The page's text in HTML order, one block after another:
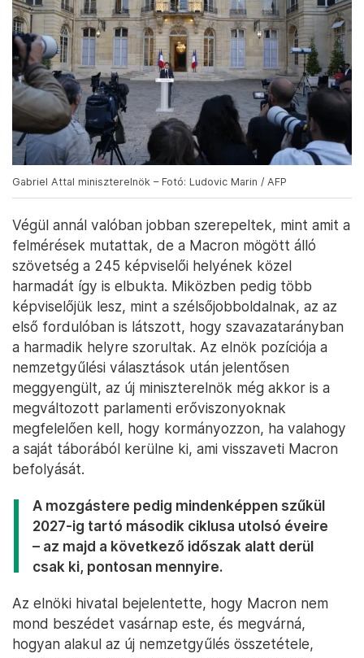
Gabriel Attal miniszterelnök – Fotó: Ludovic Marin / AFP
Végül annál valóban jobban szerepeltek, mint amit a
felmérések mutattak, de a Macron mögött álló
szövetség a 245 képviselői helyének közel
harmadát így is elbukta. Miközben pedig több
képviselőjük lesz, mint a szélsőjobboldalnak, az az
első fordulóban is látszott, hogy szavazatarányban
a harmadik helyre szorultak. Az elnök pozíciója a
nemzetgyűlési választások után jelentősen
meggyengült, az új miniszterelnök még akkor is a
megváltozott parlamenti erőviszonyoknak
megfelelően kell, hogy kormányozzon, ha valahogy
a saját táborából kerülne ki, ami visszaveti Macron
befolyását.
A mozgástere pedig mindenképpen szűkül
2027-ig tartó második ciklusa utolsó éveire
– az majd a következő időszak alatt derül
csak ki, pontosan mennyire.
Az elnöki hivatal bejelentette, hogy Macron nem
mond beszédet vasárnap este, és megvárná,
hogyan alakul az új nemzetgyűlés összetétele,